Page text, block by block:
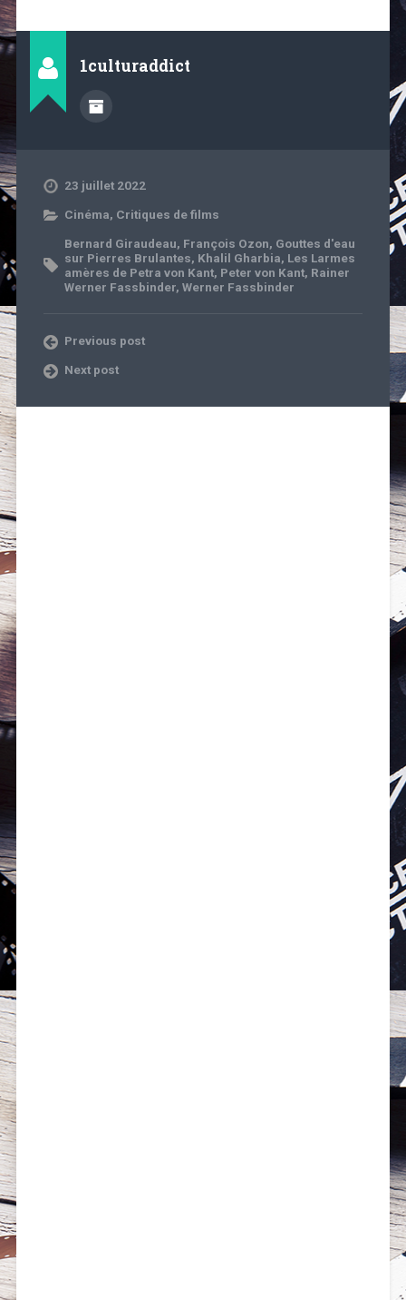
1culturaddict
23 juillet 2022
Cinéma, Critiques de films
Bernard Giraudeau, François Ozon, Gouttes d'eau
sur Pierres Brulantes, Khalil Gharbia, Les Larmes
amères de Petra von Kant, Peter von Kant, Rainer
Werner Fassbinder, Werner Fassbinder
Previous post
Next post